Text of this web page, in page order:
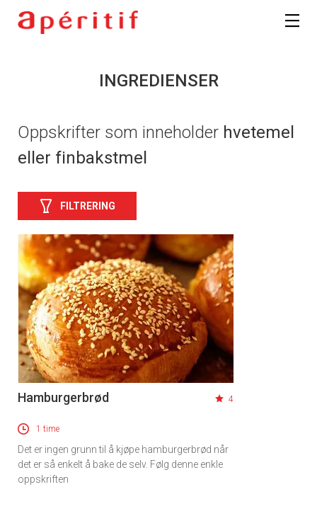
INGREDIENSER
Oppskrifter som inneholder hvetemel
eller finbakstmel
FILTRERING
Hamburgerbrød 4
1 time
Det er ingen grunn til å kjøpe hamburgerbrød når
det er så enkelt å bake de selv. Følg denne enkle
oppskriften